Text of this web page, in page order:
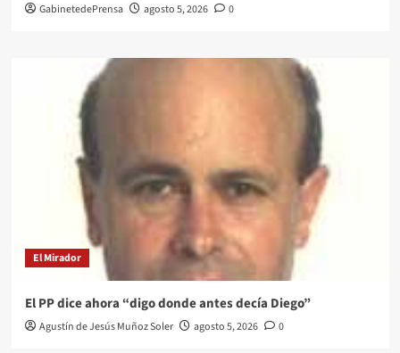
GabinetedePrensa agosto 5, 2026 0
El Mirador
El PP dice ahora “digo donde antes decía Diego”
Agustín de Jesús Muñoz Soler agosto 5, 2026 0